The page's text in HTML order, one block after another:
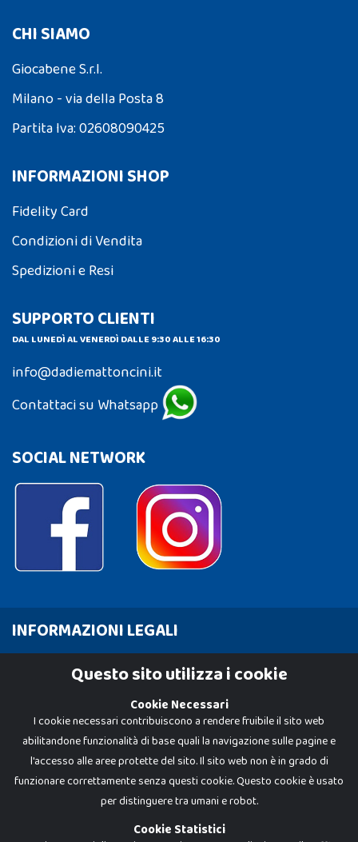
CHI SIAMO
Giocabene S.r.l.
Milano - via della Posta 8
Partita Iva: 02608090425
INFORMAZIONI SHOP
Fidelity Card
Condizioni di Vendita
Spedizioni e Resi
SUPPORTO CLIENTI
DAL LUNEDÌ AL VENERDÌ DALLE 9:30 ALLE 16:30
info@dadiemattoncini.it
Contattaci su Whatsapp
SOCIAL NETWORK
INFORMAZIONI LEGALI
Cookie PolicyQuesto sito utilizza i cookie
Cookie Necessari
I cookie necessari contribuiscono a rendere fruibile il sito web
abilitandone funzionalità di base quali la navigazione sulle pagine e
l'accesso alle aree protette del sito. Il sito web non è in grado di
funzionare correttamente senza questi cookie. Questo cookie è usato
per distinguere tra umani e robot.
Cookie Statistici